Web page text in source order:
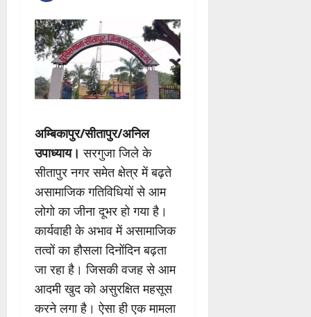
अम्बिकापुर/सीतापुर/अनिल
उपाध्याय। सरगुजा जिले के
सीतापुर नगर समेत क्षेत्र में बढ़ते
असामाजिक गतिविधियों से आम
लोगो का जीना दूभर हो गया है।
कार्यवाही के अभाव में असामाजिक
तत्वों का हौसला दिनोंदिन बढ़ता
जा रहा है। जिसकी वजह से आम
आदमी खुद को असुरक्षित महसूस
करने लगा है। ऐसा ही एक मामला